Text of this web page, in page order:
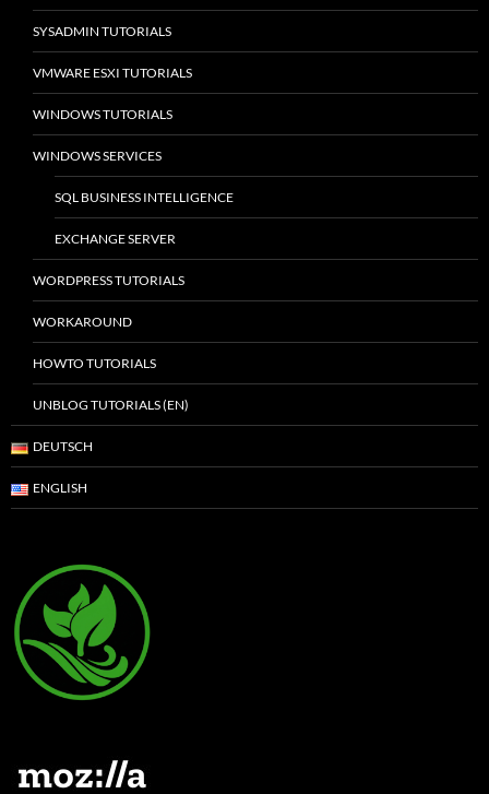
SYSADMIN TUTORIALS
VMWARE ESXI TUTORIALS
WINDOWS TUTORIALS
WINDOWS SERVICES
SQL BUSINESS INTELLIGENCE
EXCHANGE SERVER
WORDPRESS TUTORIALS
WORKAROUND
HOWTO TUTORIALS
UNBLOG TUTORIALS (EN)
DEUTSCH
ENGLISH